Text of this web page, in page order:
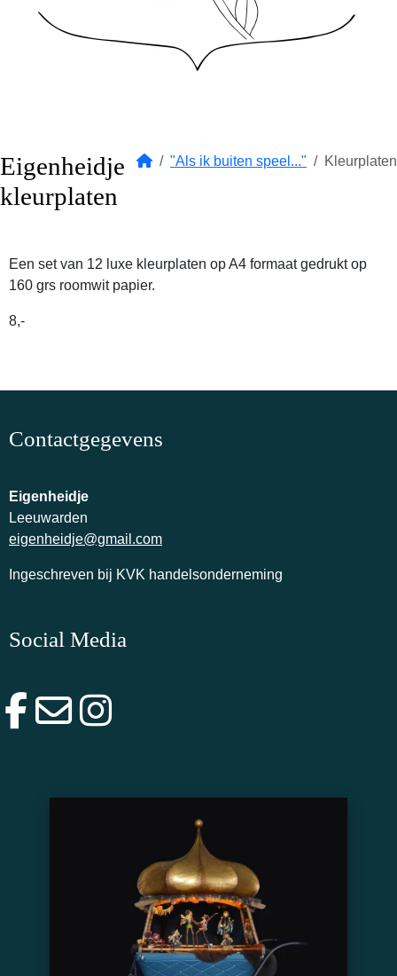
"Als ik buiten speel..." Kleurplaten
Eigenheidje
kleurplaten
Een set van 12 luxe kleurplaten op A4 formaat gedrukt op
160 grs roomwit papier.
8,-
Contactgegevens
Eigenheidje
Leeuwarden
eigenheidje@gmail.com
Ingeschreven bij KVK handelsonderneming
Social Media